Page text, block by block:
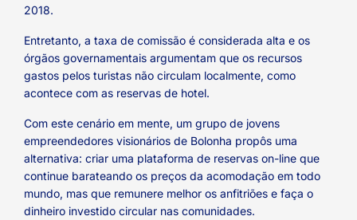
2018.
Entretanto, a taxa de comissão é considerada alta e os
órgãos governamentais argumentam que os recursos
gastos pelos turistas não circulam localmente, como
acontece com as reservas de hotel.
Com este cenário em mente, um grupo de jovens
empreendedores visionários de Bolonha propôs uma
alternativa: criar uma plataforma de reservas on-line que
continue barateando os preços da acomodação em todo
mundo, mas que remunere melhor os anfitriões e faça o
dinheiro investido circular nas comunidades.